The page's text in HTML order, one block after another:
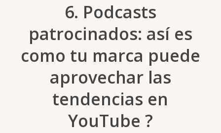
6. Podcasts
patrocinados: así es
como tu marca puede
aprovechar las
tendencias en
YouTube ?